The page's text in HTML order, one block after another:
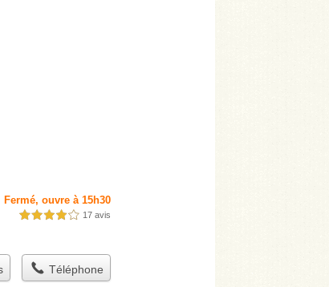
Fermé, ouvre à 15h30
4,0 étoiles sur 5 17 avis
Téléphone